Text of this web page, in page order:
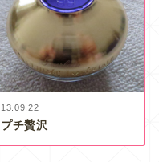
13.09.22
プチ贅沢